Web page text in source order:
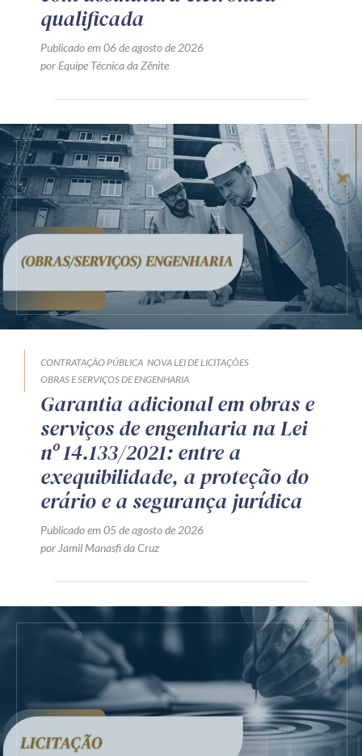
qualificada
Publicado em 06 de agosto de 2026
por Equipe Técnica da Zênite
CONTRATAÇÃO PÚBLICA NOVA LEI DE LICITAÇÕES
OBRAS E SERVIÇOS DE ENGENHARIA
Garantia adicional em obras e
serviços de engenharia na Lei
nº 14.133/2021: entre a
exequibilidade, a proteção do
erário e a segurança jurídica
Publicado em 05 de agosto de 2026
por Jamil Manasfi da Cruz